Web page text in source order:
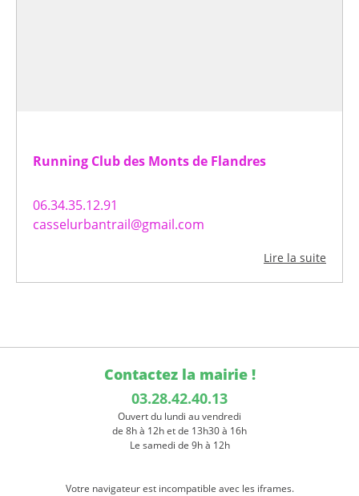
Running Club des Monts de Flandres
06.34.35.12.91
casselurbantrail@gmail.com
Lire la suite
Contactez la mairie !
03.28.42.40.13
Ouvert du lundi au vendredi
de 8h à 12h et de 13h30 à 16h
Le samedi de 9h à 12h
Votre navigateur est incompatible avec les iframes.